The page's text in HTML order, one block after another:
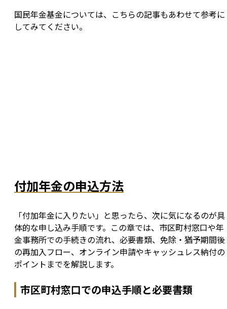
国民年金基金については、こちらの記事もあわせて参考に
してみてください。
付加年金の申込方法
「付加年金に入りたい」と思ったら、次に気になるのが具
体的な申し込み手順です。この章では、市区町村窓口や年
金事務所での手続きの流れ、必要書類、免除・猶予期間後
の再加入フロー、オンライン申請やキャッシュレス納付の
ポイントまでを解説します。
市区町村窓口での申込手順と必要書類